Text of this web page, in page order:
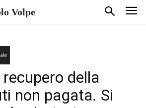
Volpe
della
non pagata. Si